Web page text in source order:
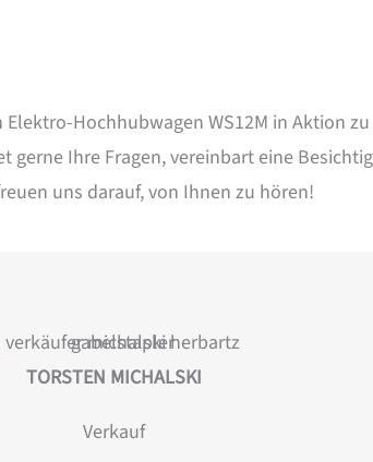
Hochhubwagen WS12M in Aktion
Ihre Fragen, vereinbart eine
uns darauf, von Ihnen zu hören!
TORSTEN MICHALSKI
Verkauf